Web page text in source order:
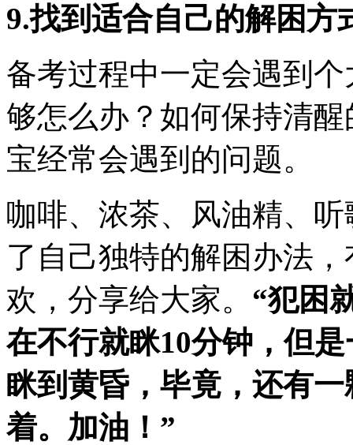
9.找到适合自己的解困方
备考过程中一定会遇到
够怎么办？如何保持清
宝经常会遇到的问题。
咖啡、浓茶、风油精、
了自己独特的解困办法
欢，分享给大家。 “犯困
在不行就眯10分钟，但
眯到黄昏，毕竟，还有
着。加油！”